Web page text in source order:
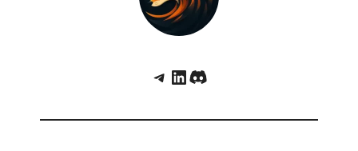
Telegram
LinkedIn
Discord